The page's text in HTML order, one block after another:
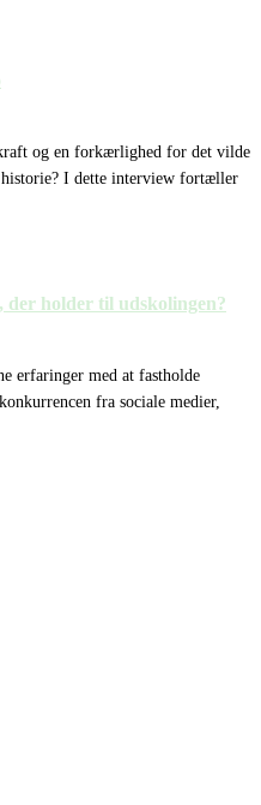
og en forkærlighed for det vilde
I dette interview fortæller
holder til udskolingen?
erfaringer med at fastholde
fra sociale medier,